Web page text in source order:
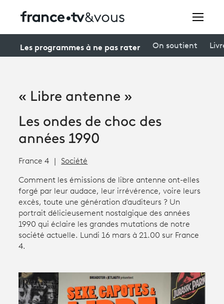
connexion
À la une
Productions et innovation
Programme tv
Les programmes à ne pas rater On soutient
« Libre antenne »
Les ondes de choc des
années 1990
France 4 Société
Comment les émissions de libre antenne ont-elles
forgé par leur audace, leur irrévérence, voire leurs
excès, toute une génération d'auditeurs ? Un
portrait délicieusement nostalgique des années
1990 qui éclaire les grandes mutations de notre
société actuelle. Lundi 16 mars à 21.00 sur France
4.